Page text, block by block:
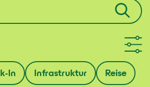
In Infrastruktur Reise